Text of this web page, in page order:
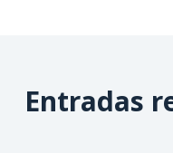
Entradas